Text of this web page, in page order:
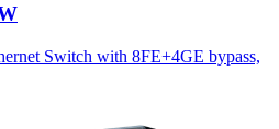
Switch with 8FE+4GE bypass,